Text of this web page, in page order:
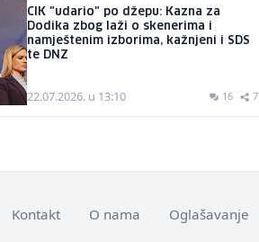
CIK "udario" po džepu: Kazna za
Dodika zbog laži o skenerima i
namještenim izborima, kažnjeni i SDS
te DNZ
22.07.2026. u 13:10 16
Kontakt O nama Oglašavanje